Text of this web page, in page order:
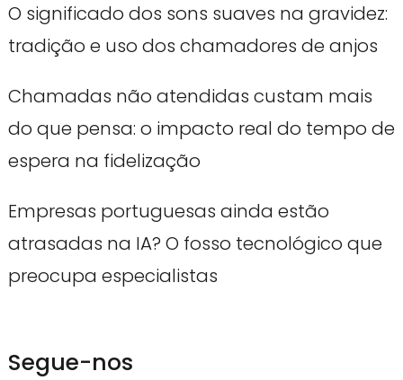
O significado dos sons suaves na gravidez:
tradição e uso dos chamadores de anjos
Chamadas não atendidas custam mais
do que pensa: o impacto real do tempo de
espera na fidelização
Empresas portuguesas ainda estão
atrasadas na IA? O fosso tecnológico que
preocupa especialistas
Segue-nos